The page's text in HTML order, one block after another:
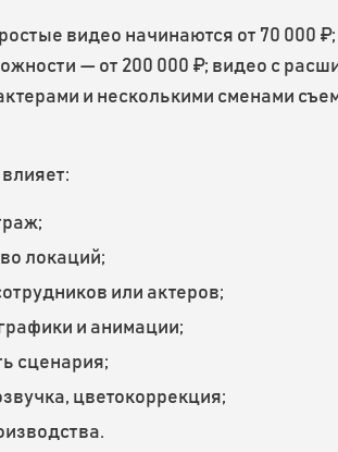
видео начинаются от 70 000
— от 200 000 ₽; видео с
и несколькими сменами
локаций;
или актеров;
и анимации;
сценария;
цветокоррекция;